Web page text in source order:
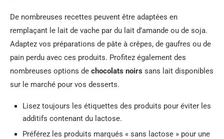
De nombreuses recettes peuvent être adaptées en
remplaçant le lait de vache par du lait d’amande ou de soja.
Adaptez vos préparations de pâte à crêpes, de gaufres ou de
pain perdu avec ces produits. Profitez également des
nombreuses options de chocolats noirs sans lait disponibles
sur le marché pour vos desserts.
Lisez toujours les étiquettes des produits pour éviter les
additifs contenant du lactose.
Préférez les produits marqués « sans lactose » pour une